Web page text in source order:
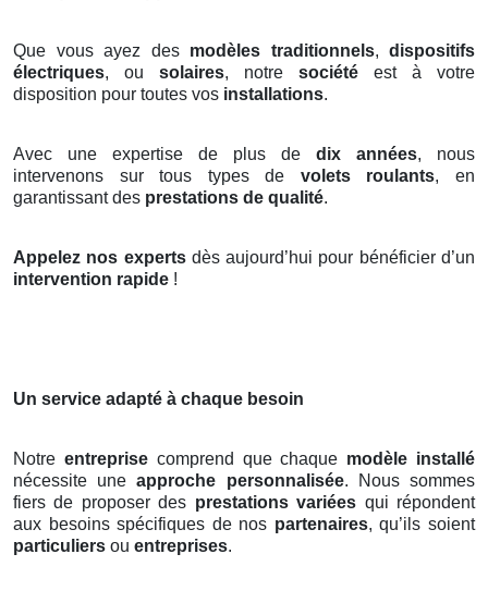
Que vous ayez des modèles traditionnels, dispositifs
électriques, ou solaires, notre société est à votre
disposition pour toutes vos installations.
Avec une expertise de plus de dix années, nous
intervenons sur tous types de volets roulants, en
garantissant des prestations de qualité.
Appelez nos expertsdès aujourd’hui pour bénéficier d’un
intervention rapide !
Un service adapté à chaque besoin
Notre entreprisecomprend que chaque modèle installé
nécessite uneapproche personnalisée. Nous sommes
fiers de proposer des prestations variées qui répondent
aux besoins spécifiques de nos partenaires, qu’ils soient
particuliers ou entreprises.